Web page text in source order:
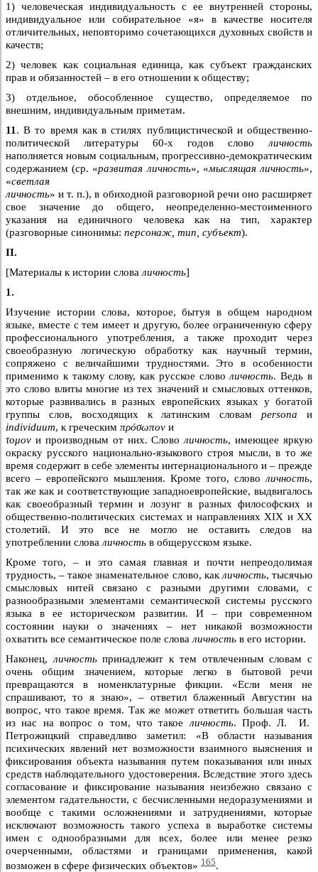
1) человеческая индивидуальность с ее внутренней стороны,
индивидуальное или собирательное «я» в качестве носителя
отличительных, неповторимо сочетающихся духовных свойств и
качеств;
2) человек как социальная единица, как субъект гражданских
прав и обязанностей – в его отношении к обществу;
3) отдельное, обособленное существо, определяемое по
внешним, индивидуальным приметам.
11 . В то время как в стилях публицистической и общественно-
политической литературы 60-х годов слово личность
наполняется новым социальным, прогрессивно-демократическим
содержанием (ср. «развитая личность», «мыслящая личность»,
«светлая
личность» и т. п.), в обиходной разговорной речи оно расширяет
свое значение до общего, неопределенно-местоименного
указания на единичного человека как на тип, характер
(разговорные синонимы: персонаж, тип, субъект).
II.
[Материалы к истории слова личность]
1.
Изучение истории слова, которое, бытуя в общем народном
языке, вместе с тем имеет и другую, более ограниченную сферу
профессионального употребления, а также проходит через
своеобразную логическую обработку как научный термин,
сопряжено с величайшими трудностями. Это в особенности
применимо к такому слову, как русское словоличность. Ведь в
это слово влиты многие из тех значений и смысловых оттенков,
которые развивались в разных европейских языках у богатой
группы слов, восходящих к латинским словамpersona и
individuum, к греческим πρóσωπον и
τομον и производным от них. Словоличность, имеющее яркую
окраску русского национально-языкового строя мысли, в то же
время содержит в себе элементы интернационального и – прежде
всего – европейского мышления. Кроме того, слово личность,
так же как и соответствующие западноевропейские, выдвигалось
как своеобразный термин и лозунг в разных философских и
общественно-политических системах и направлениях XIX и XX
столетий. И это все не могло не оставить следов на
употреблении слова личность в общерусском языке.
Кроме того, – и это самая главная и почти непреодолимая
трудность, – такое знаменательное слово, как личность, тысячью
смысловых нитей связано с разными другими словами, с
разнообразными элементами семантической системы русского
языка в ее историческом развитии. И – при современном
состоянии науки о значениях – нет никакой возможности
охватить все семантическое поле слова личность в его истории.
Наконец, личностьпринадлежит к тем отвлеченным словам с
очень общим значением, которые легко в бытовой речи
превращаются в номенклатурные фикции. «Если меня не
спрашивают, то я знаю», – ответил блаженный Августин на
вопрос, что такое время. Так же может ответить большая часть
из нас на вопрос о том, что такое личность. Проф. Л. И.
Петрожицкий справедливо заметил: «В области называния
психических явлений нет возможности взаимного выяснения и
фиксирования объекта называния путем показывания или иных
средств наблюдательного удостоверения. Вследствие этого здесь
согласование и фиксирование называния неизбежно связано с
элементом гадательности, с бесчисленными недоразумениями и
вообще с такими осложнениями и затруднениями, которые
исключают возможность такого успеха в выработке системы
имен с однообразными для всех, более или менее резко
очерченными, областями и границами применения, какой
возможен в сфере физических объектов» 165.